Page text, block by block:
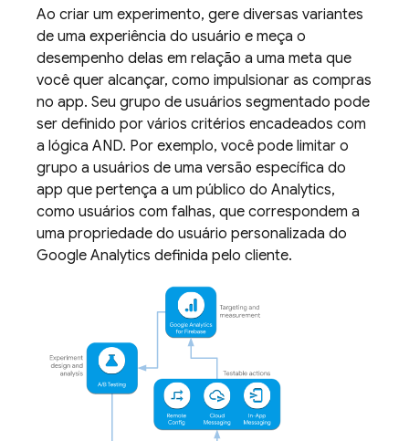
Ao criar um experimento, gere diversas variantes
de uma experiência do usuário e meça o
desempenho delas em relação a uma meta que
você quer alcançar, como impulsionar as compras
no app. Seu grupo de usuários segmentado pode
ser definido por vários critérios encadeados com
a lógica AND. Por exemplo, você pode limitar o
grupo a usuários de uma versão específica do
app que pertença a um público do Analytics,
como usuários com falhas, que correspondem a
uma propriedade do usuário personalizada do
Google Analytics definida pelo cliente.